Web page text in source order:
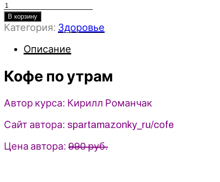
Количество
товара
Кофе
утрам
Кирилл
Романчак
(2024)
В корзину
Категория: Здоровье
Описание
Кофе по утрам
Автор курса: Кирилл Романчак
Сайт автора: spartamazonky_ru/cofe
Цена автора: 990 руб.